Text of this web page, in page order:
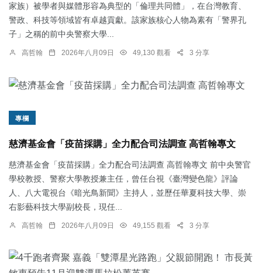
家族）被學者與媒體形容為典型的「倫理共同體」，在台灣教育、
警政、科技等領域皆有卓越貢獻。該家族核心人物為素有「警界孔
子」之稱的前中央警察大學...
高哲翰 2026年八月09日 49,130 觀看 3 分享
專欄
慈濟基金會「疫苗採購」全力配合司法調查 高哲翰專文
慈濟基金會「疫苗採購」全力配合司法調查 高哲翰專文 前中央警官
學校教授、警察大學教授兼主任，曾任台視《臺灣變色龍》評論
人、八大電視台《暗光鳥新聞》主持人，並歷任華夏科技大學、崇
右影藝科技大學副校長，現任...
高哲翰 2026年八月09日 49,155 觀看 3 分享